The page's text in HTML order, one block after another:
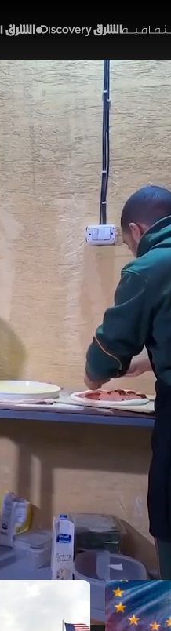
المطاعم
تشكيل سوق
15 مايو 2026 02:20
تقارير اقتصاد الشرق
تشهد السوق المصرية
نموذج اقتصادي متنامٍ
غذائية بأسعار أقل مقارنة
الطعام الجاهز.
برامج اقتصاد الشرق (ملحق) تقارير